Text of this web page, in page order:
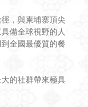
，與柬埔寨頂尖
備全球視野的人
全國最優質的餐
的社群帶來極具